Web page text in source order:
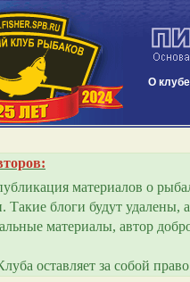
О клубе
материалов о
Такие блоги будут удалены,
материалы, автор
оставляет за собой